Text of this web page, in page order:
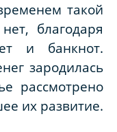
такой
благодаря
и банкнот.
зародилась
рассмотрено
их развитие.